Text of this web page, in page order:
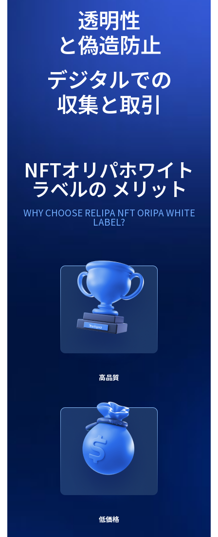
透明性
と偽造防止
デジタルでの
収集と取引
NFTオリパホワイト
ラベルの メリット
WHY CHOOSE RELIPA NFT ORIPA WHITE
LABEL?
高品質
低価格